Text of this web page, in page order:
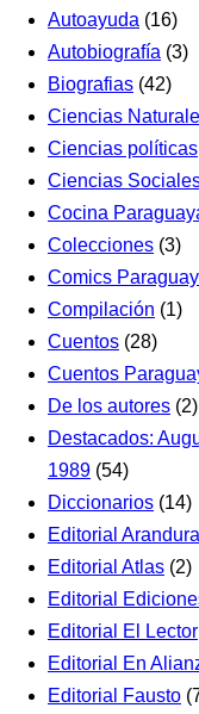
Autoayuda (16)
Autobiografía (3)
Biografias (42)
Ciencias
Ciencias políticas
Ciencias
Cocina
Colecciones (3)
Comics
Compilación (1)
Cuentos (28)
Cuentos
De los autores (2)
Destacados:
1989 (54)
Diccionarios (14)
Editorial Arandura
Editorial Atlas (2)
Editorial
Editorial El Lector
Editorial En
Editorial Fausto